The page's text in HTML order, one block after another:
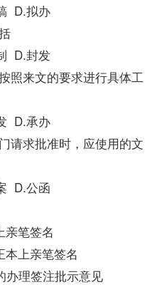
D.拟办
D.封发
来文的要求进行具体工
D.承办
求批准时，应使用的文
D.公函
笔签名
上亲笔签名
理签注批示意见